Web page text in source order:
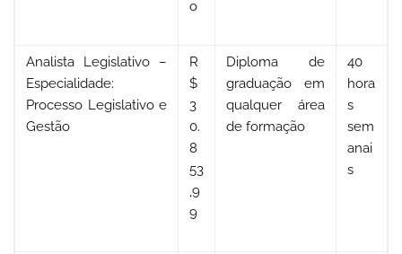
o
Analista Legislativo –
Especialidade:
Processo Legislativo e
Gestão
R
$
3
0.
8
53
,9
9
Diploma de
graduação em
qualquer área
de formação
40
hora
s
sem
anai
s